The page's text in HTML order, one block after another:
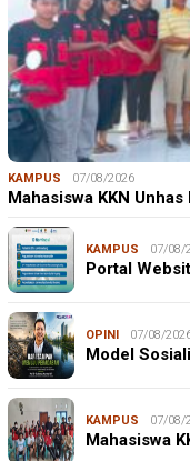
KAMPUS 07/08/2026
Mahasiswa KKN
KAMPUS 07/08/
Portal
OPINI 07/08/
Model
KAMPUS 07/08/
Mahasiswa